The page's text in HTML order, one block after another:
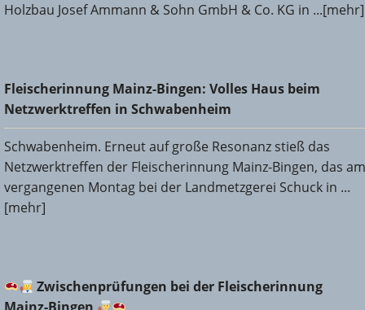
Holzbau Josef Ammann & Sohn GmbH & Co. KG in ...[mehr]
Fleischerinnung Mainz-Bingen: Volles Haus beim
Netzwerktreffen in Schwabenheim
Fleischerinnung Mainz-Bingen: Volles Haus beim
Netzwerktreffen in Schwabenheim
Schwabenheim. Erneut auf große Resonanz stieß das
Netzwerktreffen der Fleischerinnung Mainz-Bingen, das am
vergangenen Montag bei der Landmetzgerei Schuck in ...
[mehr]
Zwischenprüfungen bei der Fleischerinnung Mainz-
Bingen
Zwischenprüfungen bei der Fleischerinnung